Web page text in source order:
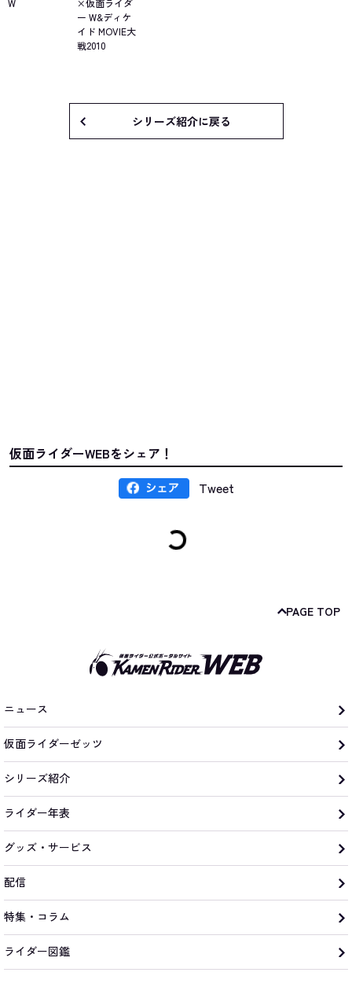
W
×仮面ライダ
ー W&ディケ
イド MOVIE大
戦2010
シリーズ紹介に戻る
仮面ライダーWEBをシェア！
Tweet
PAGE TOP
ニュース
仮面ライダーゼッツ
シリーズ紹介
ライダー年表
グッズ・サービス
配信
特集・コラム
ライダー図鑑